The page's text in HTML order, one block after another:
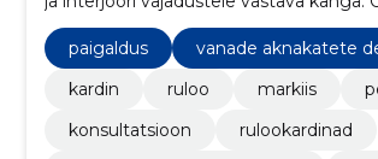
aasta kogemust, saame pakkuda
aknakatete valikul ja paigadusel ning
hinnaga.
paigaldus
vanade aknakatete
kardin
ruloo markiis
konsultatsioon
rulookardinad